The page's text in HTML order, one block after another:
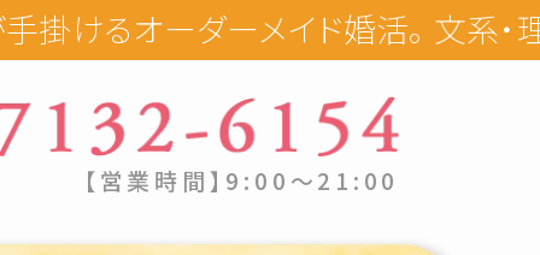
ーメイド婚活。 文系・理系の特性
【営業時間】9:00〜21:00